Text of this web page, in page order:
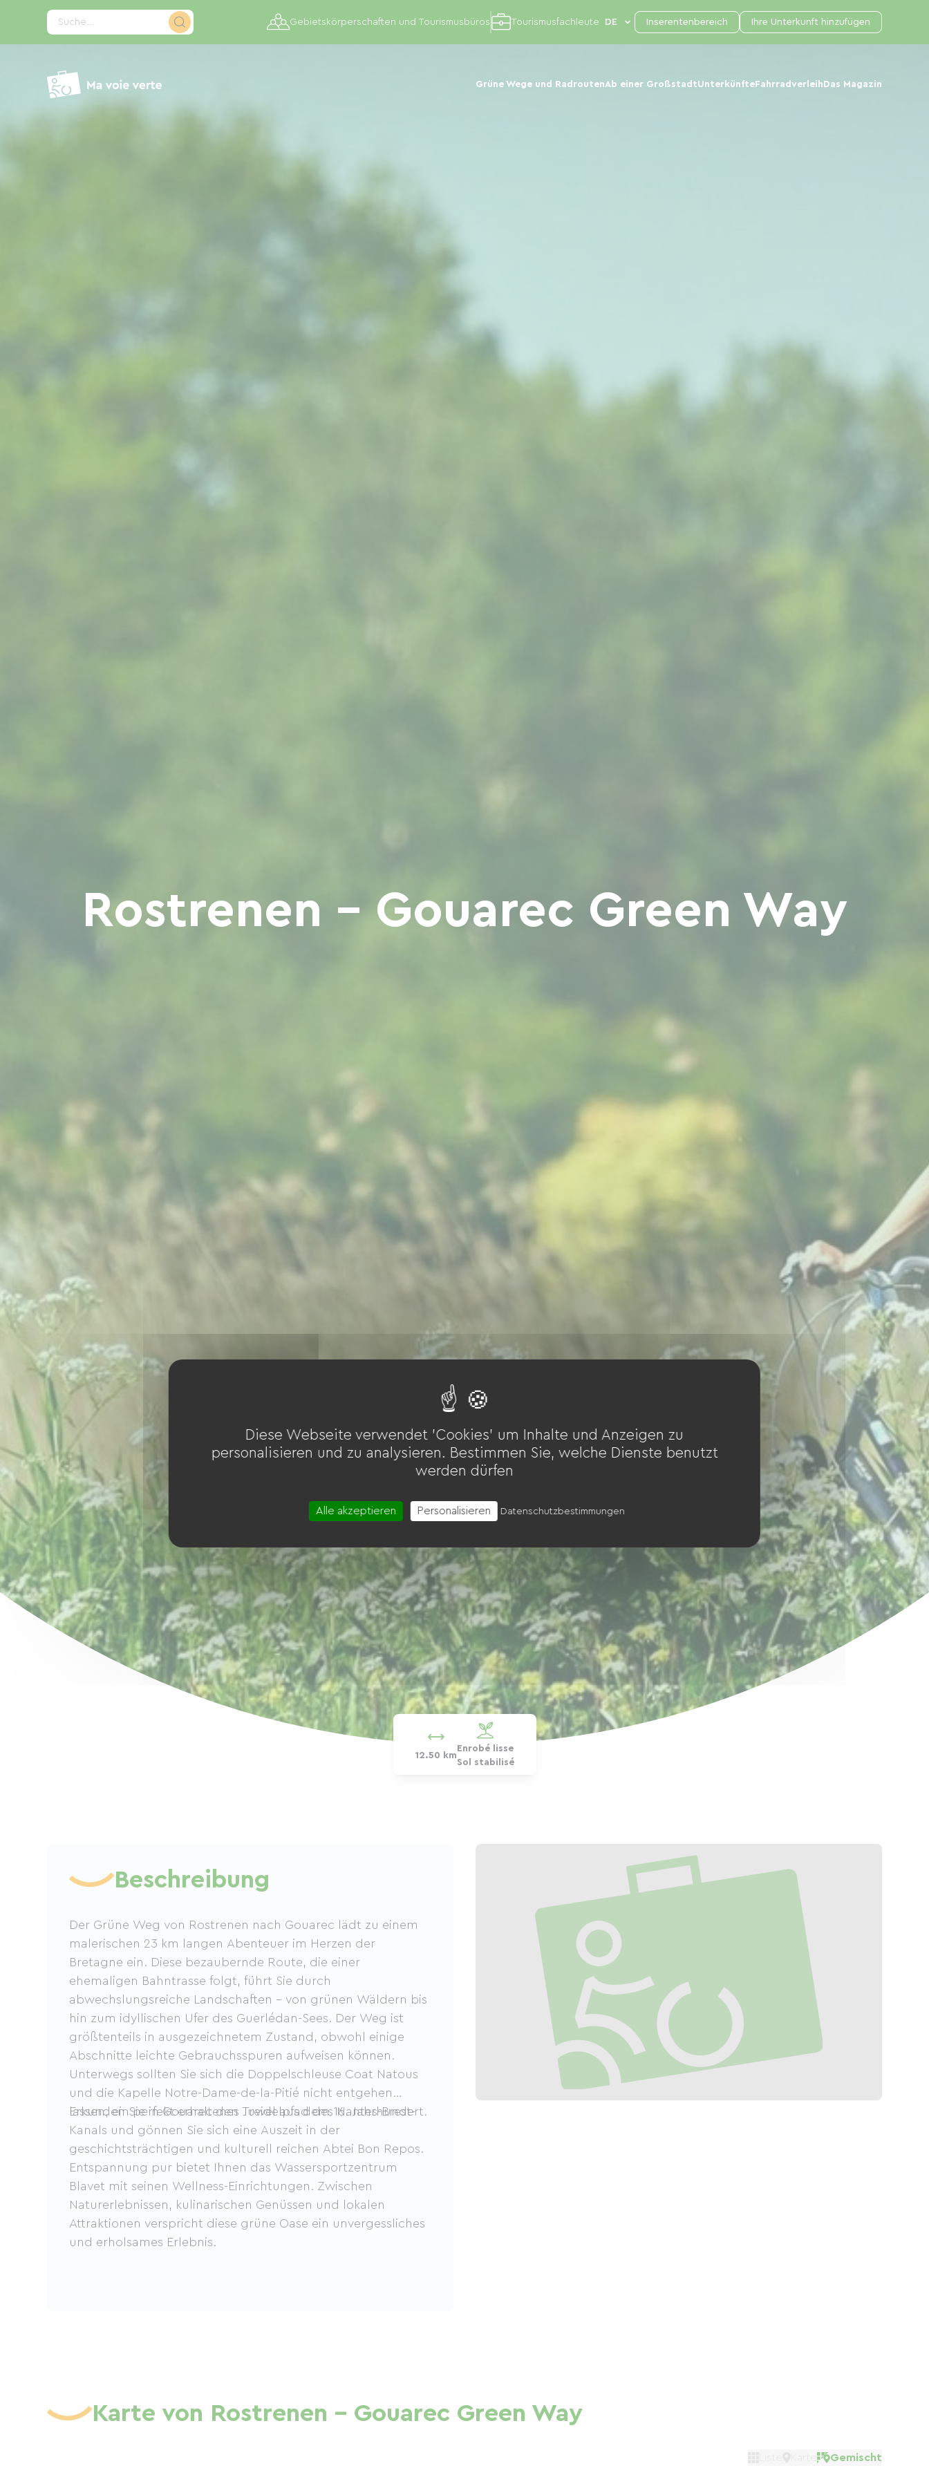
Suche...
Grüne Wege und RadroutenAb einer GroßstadtUnterkünfte Fahrradverleih Das Magazin
Gebietskörperschaften und Tourismusbüros Tourismusfachleute Inserentenbereich Ihre Unterkunft hinzufügen
Rostrenen - Gouarec Green Way
12.50 km
Enrobé lisse
Sol stabilisé
Beschreibung
Der Grüne Weg von Rostrenen nach Gouarec lädt zu einem
malerischen 23 km langen Abenteuer im Herzen der
Bretagne ein. Diese bezaubernde Route, die einer
ehemaligen Bahntrasse folgt, führt Sie durch
abwechslungsreiche Landschaften – von grünen Wäldern bis
hin zum idyllischen Ufer des Guerlédan-Sees. Der Weg ist
größtenteils in ausgezeichnetem Zustand, obwohl einige
Abschnitte leichte Gebrauchsspuren aufweisen können.
Unterwegs sollten Sie sich die Doppelschleuse Coat Natous
und die Kapelle Notre-Dame-de-la-Pitié nicht entgehen
lassen, ein perfekt erhaltenes Juwel aus dem 16. Jahrhundert.
Erkunden Sie in Gouarec den Treidelpfad des Nantes-Brest-
Kanals und gönnen Sie sich eine Auszeit in der
geschichtsträchtigen und kulturell reichen Abtei Bon Repos.
Entspannung pur bietet Ihnen das Wassersportzentrum
Blavet mit seinen Wellness-Einrichtungen. Zwischen
Naturerlebnissen, kulinarischen Genüssen und lokalen
Attraktionen verspricht diese grüne Oase ein unvergessliches
und erholsames Erlebnis.
Karte von Rostrenen - Gouarec Green Way
Gemischt
Cookie-Einstellungen
Diese Webseite verwendet 'Cookies' um Inhalte und Anzeigen zu
personalisieren und zu analysieren. Bestimmen Sie, welche Dienste benutzt
werden dürfen
Alle akzeptieren Personalisieren Datenschutzbestimmungen